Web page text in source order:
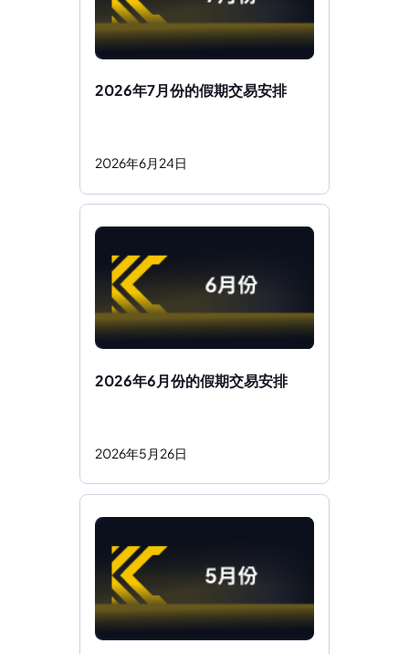
2026年7月份的假期交易安排
2026年6月 24日
2026年6月份的假期交易安排
2026年5 月 26日